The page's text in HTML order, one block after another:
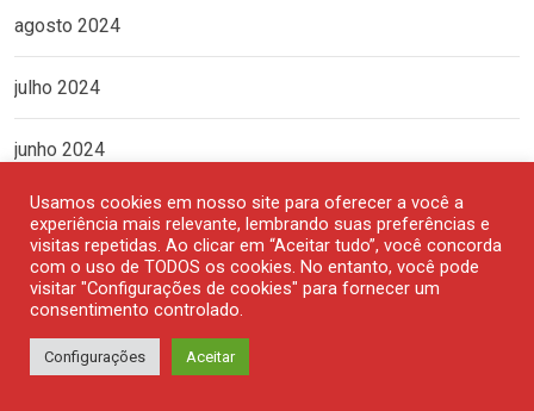
agosto 2024
julho 2024
junho 2024
maio 2024
abril 2024
março 2024
Usamos cookies em nosso site para oferecer a você a
experiência mais relevante, lembrando suas preferências e
visitas repetidas. Ao clicar em “Aceitar tudo”, você concorda
com o uso de TODOS os cookies. No entanto, você pode
visitar "Configurações de cookies" para fornecer um
consentimento controlado.
Configurações Aceitar